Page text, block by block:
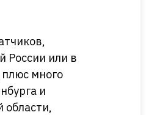
России или в
много
и
области,